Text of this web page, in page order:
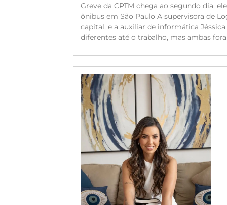
Greve da CPTM chega ao segundo dia,
ônibus em São Paulo A supervisora de
capital, e a auxiliar de informática
diferentes até o trabalho, mas ambas